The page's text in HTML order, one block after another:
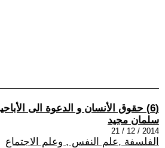
(6) حقوق الأنسان و الدعوة الى الأباحية
سلمان مجيد
2014 / 12 / 21
الفلسفة ,علم النفس , وعلم الاجتماع